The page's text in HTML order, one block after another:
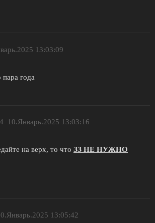
13:03:09
пара года
10.Январь.2025 13:03:16
4
на верх, то что ЗЗ НЕ НУЖНО
13:05:42